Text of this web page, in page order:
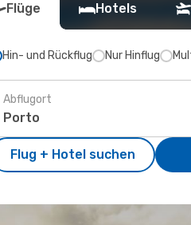
Flüge Hotels
Hin- und Rückflug Nur Hinflug
Abflugort
Flug + Hotel suchen